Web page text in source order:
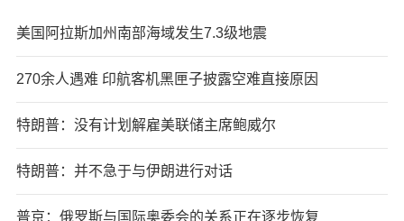
美国阿拉斯加州南部海域发生7.3级地震
270余人遇难 印航客机黑匣子披露空难直接原因
特朗普：没有计划解雇美联储主席鲍威尔
特朗普：并不急于与伊朗进行对话
普京：俄罗斯与国际奥委会的关系正在逐步恢复